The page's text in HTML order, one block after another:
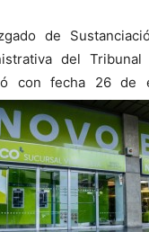
de
del
con fecha 26 de